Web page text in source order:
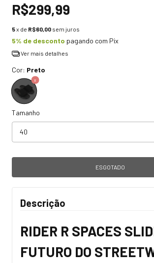
R$299,99
5x de R$60,00 sem juros
5% de desconto pagando com Pix
Ver mais detalhes
Cor: Preto
Tamanho
Descrição
RIDER R SPACES
FUTURO DO